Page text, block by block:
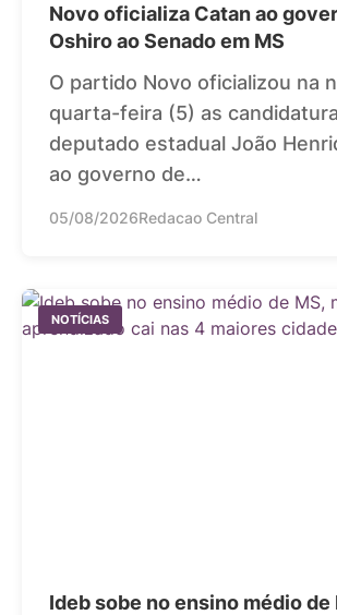
Novo oficializa Catan ao
Oshiro ao Senado em MS
O partido Novo oficializou na
quarta-feira (5) as
deputado estadual João
ao governo de…
05/08/2026Redacao Central
NOTÍCIAS
Ideb sobe no ensino médio de